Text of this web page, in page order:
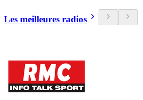
Les meilleures radios